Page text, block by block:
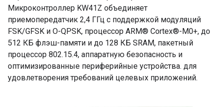
Микроконтроллер KW41Z объединяет
приемопередатчик 2,4 ГГц с поддержкой модуляций
FSK/GFSK и O-QPSK, процессор ARM® Cortex®-M0+, до
512 КБ флэш-памяти и до 128 КБ SRAM, пакетный
процессор 802.15.4, аппаратную безопасность и
оптимизированные периферийные устройства. для
удовлетворения требований целевых приложений.